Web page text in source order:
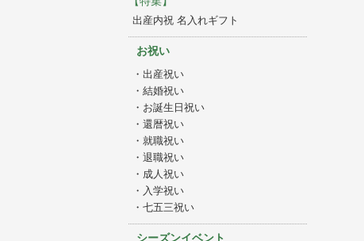
出産内祝 名入れギフト
お祝い
・出産祝い
・結婚祝い
・お誕生日祝い
・還暦祝い
・就職祝い
・退職祝い
・成人祝い
・入学祝い
・七五三祝い
シーズンイベント